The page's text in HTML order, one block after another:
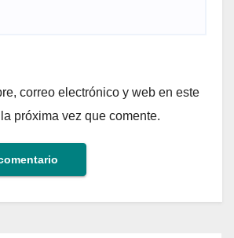
correo electrónico y web en este
próxima vez que comente.